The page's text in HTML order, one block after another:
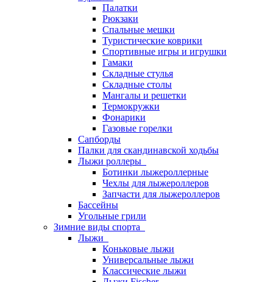
Палатки
Рюкзаки
Спальные мешки
Туристические коврики
Спортивные игры и игрушки
Гамаки
Складные стулья
Складные столы
Мангалы и решетки
Термокружки
Фонарики
Газовые горелки
Сапборды
Палки для скандинавской ходьбы
Лыжи роллеры
Ботинки лыжероллерные
Чехлы для лыжероллеров
Запчасти для лыжероллеров
Бассейны
Угольные грили
Зимние виды спорта
Лыжи
Коньковые лыжи
Универсальные лыжи
Классические лыжи